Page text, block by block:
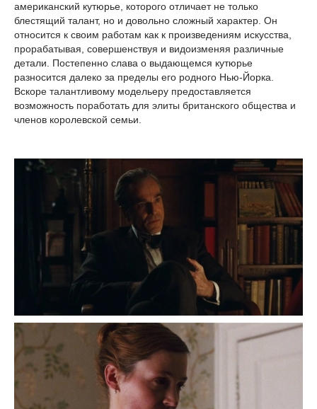
американский кутюрье, которого отличает не только
блестящий талант, но и довольно сложный характер. Он
относится к своим работам как к произведениям искусства,
прорабатывая, совершенствуя и видоизменяя различные
детали. Постепенно слава о выдающемся кутюрье
разносится далеко за пределы его родного Нью-Йорка.
Вскоре талантливому модельеру предоставляется
возможность поработать для элиты британского общества и
членов королевской семьи.